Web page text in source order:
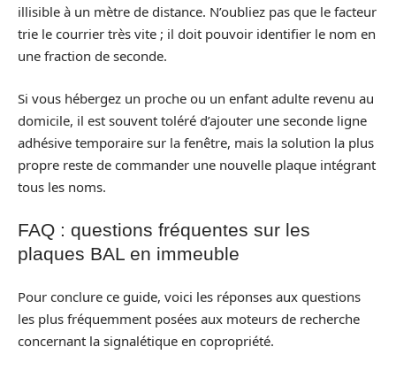
illisible à un mètre de distance. N’oubliez pas que le facteur
trie le courrier très vite ; il doit pouvoir identifier le nom en
une fraction de seconde.
Si vous hébergez un proche ou un enfant adulte revenu au
domicile, il est souvent toléré d’ajouter une seconde ligne
adhésive temporaire sur la fenêtre, mais la solution la plus
propre reste de commander une nouvelle plaque intégrant
tous les noms.
FAQ : questions fréquentes sur les
plaques BAL en immeuble
Pour conclure ce guide, voici les réponses aux questions
les plus fréquemment posées aux moteurs de recherche
concernant la signalétique en copropriété.